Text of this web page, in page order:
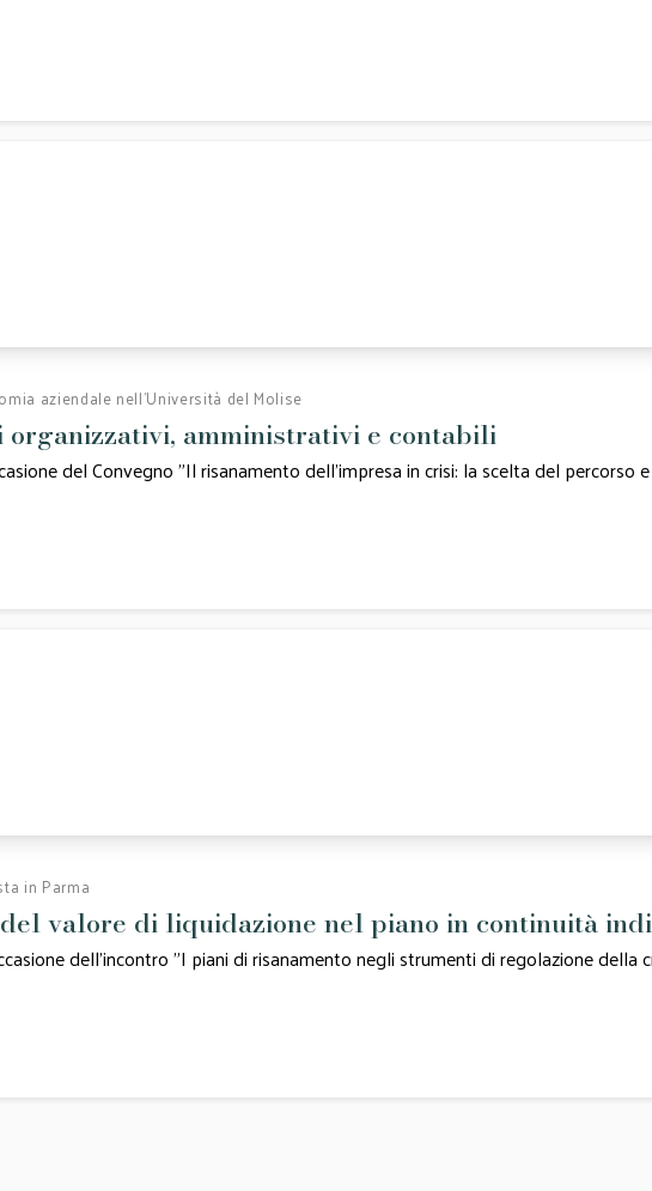
aziendale nell’Università del Molise
organizzativi, amministrativi e contabili
del Convegno "Il risanamento dell’impresa in crisi: la scelta del percorso
in Parma
valore di liquidazione nel piano in continuità
dell'incontro "I piani di risanamento negli strumenti di regolazione della